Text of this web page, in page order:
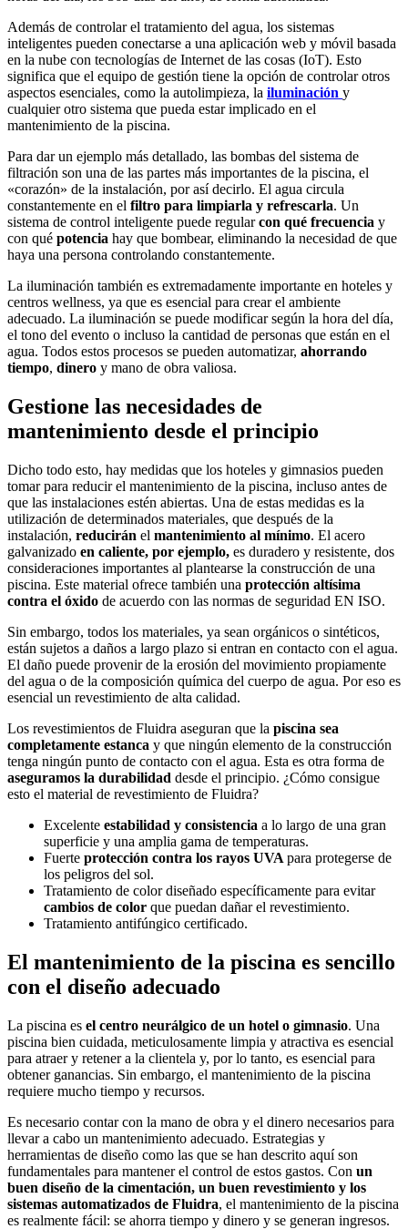
Además de controlar el tratamiento del agua, los sistemas
inteligentes pueden conectarse a una aplicación web y móvil basada
en la nube con tecnologías de Internet de las cosas (IoT). Esto
significa que el equipo de gestión tiene la opción de controlar otros
aspectos esenciales, como la autolimpieza, la iluminación y
cualquier otro sistema que pueda estar implicado en el
mantenimiento de la piscina.
Para dar un ejemplo más detallado, las bombas del sistema de
filtración son una de las partes más importantes de la piscina, el
«corazón» de la instalación, por así decirlo. El agua circula
constantemente en el filtro para limpiarla y refrescarla. Un
sistema de control inteligente puede regularcon qué frecuencia y
con qué potencia hay que bombear, eliminando la necesidad de que
haya una persona controlando constantemente.
La iluminación también es extremadamente importante en hoteles y
centros wellness, ya que es esencial para crear el ambiente
adecuado. La iluminación se puede modificar según la hora del día,
el tono del evento o incluso la cantidad de personas que están en el
agua. Todos estos procesos se pueden automatizar, ahorrando
tiempo, dinero y mano de obra valiosa.
Gestione las necesidades de
mantenimiento desde el principio
Dicho todo esto, hay medidas que los hoteles y gimnasios pueden
tomar para reducir el mantenimiento de la piscina, incluso antes de
que las instalaciones estén abiertas. Una de estas medidas es la
utilización de determinados materiales, que después de la
instalación, reducirán el mantenimiento al mínimo. El acero
galvanizado en caliente, por ejemplo, es duradero y resistente, dos
consideraciones importantes al plantearse la construcción de una
piscina. Este material ofrece también una protección altísima
contra el óxido de acuerdo con las normas de seguridad EN ISO.
Sin embargo, todos los materiales, ya sean orgánicos o sintéticos,
están sujetos a daños a largo plazo si entran en contacto con el agua.
El daño puede provenir de la erosión del movimiento propiamente
del agua o de la composición química del cuerpo de agua. Por eso es
esencial un revestimiento de alta calidad.
Los revestimientos de Fluidra aseguran que la piscina sea
completamente estanca y que ningún elemento de la construcción
tenga ningún punto de contacto con el agua. Esta es otra forma de
aseguramos la durabilidad desde el principio. ¿Cómo consigue
esto el material de revestimiento de Fluidra?
Excelente estabilidad y consistencia a lo largo de una gran
superficie y una amplia gama de temperaturas.
Fuerte protección contra los rayos UVA para protegerse de
los peligros del sol.
Tratamiento de color diseñado específicamente para evitar
cambios de color que puedan dañar el revestimiento.
Tratamiento antifúngico certificado.
El mantenimiento de la piscina es sencillo
con el diseño adecuado
La piscina es el centro neurálgico de un hotel o gimnasio. Una
piscina bien cuidada, meticulosamente limpia y atractiva es esencial
para atraer y retener a la clientela y, por lo tanto, es esencial para
obtener ganancias. Sin embargo, el mantenimiento de la piscina
requiere mucho tiempo y recursos.
Es necesario contar con la mano de obra y el dinero necesarios para
llevar a cabo un mantenimiento adecuado. Estrategias y
herramientas de diseño como las que se han descrito aquí son
fundamentales para mantener el control de estos gastos. Con un
buen diseño de la cimentación, un buen revestimiento y los
sistemas automatizados de Fluidra, el mantenimiento de la piscina
es realmente fácil: se ahorra tiempo y dinero y se generan ingresos.